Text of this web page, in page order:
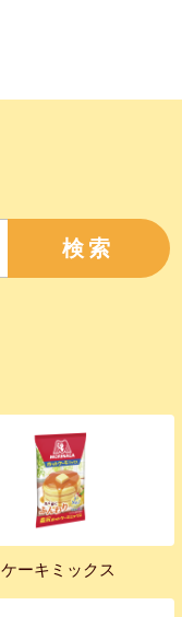
検索
ケーキミックス